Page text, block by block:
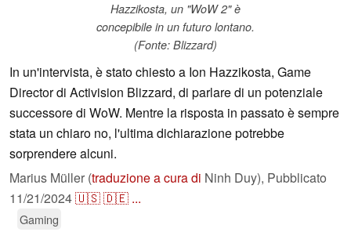
Hazzikosta, un "WoW 2" è
concepibile in un futuro lontano.
(Fonte: Blizzard)
In un'intervista, è stato chiesto a Ion Hazzikosta, Game
Director di Activision Blizzard, di parlare di un potenziale
successore di WoW. Mentre la risposta in passato è sempre
stata un chiaro no, l'ultima dichiarazione potrebbe
sorprendere alcuni.
Marius Müller (traduzione a cura di Ninh Duy), Pubblicato
11/21/2024🇺🇸🇩🇪 ...
Gaming